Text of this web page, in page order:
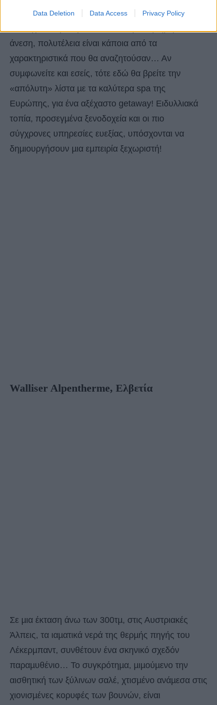
Data Deletion Data Access Privacy Policy
Πώς ορίζονται, άραγε, οι ιδανικές διακοπές,
άνεση, πολυτέλεια είναι κάποια από τα
χαρακτηριστικά που θα αναζητούσαν… Αν
συµφωνείτε και εσείς, τότε εδώ θα βρείτε την
«απόλυτη» λίστα µε τα καλύτερα spa της
Ευρώπης, για ένα αξέχαστο getaway! Ειδυλλιακά
τοπία, προσεγµένα ξενοδοχεία και οι πιο
σύγχρονες υπηρεσίες ευεξίας, υπόσχονται να
δηµιουργήσουν µια εµπειρία ξεχωριστή!
Walliser Alpentherme, Ελβετία
Σε µια έκταση άνω των 300τµ, στις Αυστριακές
Άλπεις, τα ιαµατικά νερά της θερµής πηγής του
Λέκερµπαντ, συνθέτουν ένα σκηνικό σχεδόν
παραµυθένιο… Το συγκρότηµα, µιµούµενο την
αισθητική των ξύλινων σαλέ, χτισµένο ανάµεσα στις
χιονισµένες κορυφές των βουνών, είναι